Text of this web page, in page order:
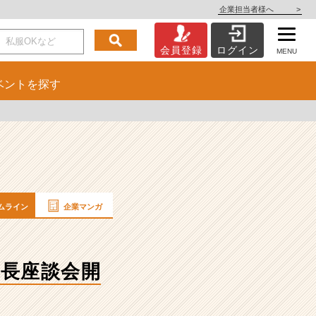
企業担当者様へ >
会員登録 ログイン MENU
ント を探す
ライン 企業マンガ
座談会開